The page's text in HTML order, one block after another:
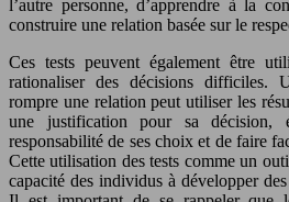
l’autre personne, d’apprendre à la
construire une relation basée sur le
Ces tests peuvent également être
rationaliser des décisions difficiles.
rompre une relation peut utiliser les
une justification pour sa décision,
responsabilité de ses choix et de faire
Cette utilisation des tests comme un
capacité des individus à développer